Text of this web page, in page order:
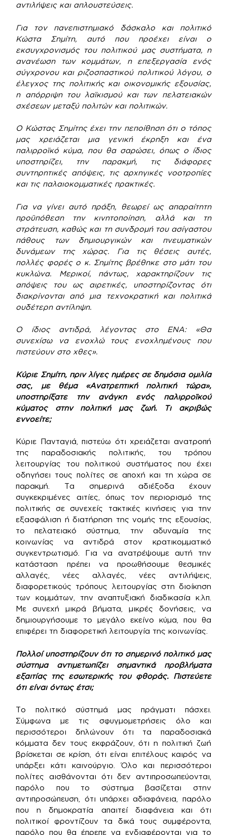
αντιλήψεις και απλουστεύσεις.
Για τον πανεπιστημιακό δάσκαλο και πολιτικό
Κώστα Σημίτη, αυτό που προέχει είναι ο
εκσυγχρονισμός του πολιτικού μας συστήματα, η
ανανέωση των κομμάτων, η επεξεργασία ενός
σύγχρονου και ριζοσπαστικού πολιτικού λόγου, ο
έλεγχος της πολιτικής και οικονομικής εξουσίας,
η απόρριψη του λαϊκισμού και των πελατειακών
σχέσεων μεταξύ πολιτών και πολιτικών.
Ο Κώστας Σημίτης έχει την πεποίθηση ότι ο τόπος
μας χρειάζεται μια γενική έκρηξη και ένα
παλιρροϊκό κύμα, που θα σαρώσει, όπως ο ίδιος
υποστηρίζει, την παρακμή, τις διάφορες
συντηρητικές απόψεις, τις αρχηγικές νοοτροπίες
και τις παλαιοκομματικές πρακτικές.
Για να γίνει αυτό πράξη, θεωρεί ως απαραίτητη
προϋπόθεση την κινητοποίηση, αλλά και τη
στράτευση, καθώς και τη συνδρομή του ασίγαστου
πάθους των δημιουργικών και πνευματικών
δυνάμεων της χώρας. Για τις θέσεις αυτές,
πολλές φορές ο κ. Σημίτης βρέθηκε στο μάτι του
κυκλώνα. Μερικοί, πάντως, χαρακτηρίζουν τις
απόψεις του ως αιρετικές, υποστηρίζοντας ότι
διακρίνονται από μια τεχνοκρατική και πολιτικά
ουδέτερη αντίληψη.
Ο ίδιος αντιδρά, λέγοντας στο ΕΝΑ: «Θα
συνεχίσω να ενοχλώ τους ενοχλημένους που
πιστεύουν στο χθες».
Κύριε Σημίτη, πριν λίγες ημέρες σε δημόσια ομιλία
σας, με θέμα «Ανατρεπτική πολιτική τώρα»,
υποστηρίξατε την ανάγκη ενός παλιρροϊκού
κύματος στην πολιτική μας ζωή. Τι ακριβώς
εννοείτε;
Κύριε Πανταγιά, πιστεύω ότι χρειάζεται ανατροπή
της παραδοσιακής πολιτικής, του τρόπου
λειτουργίας του πολιτικού συστήματος που έχει
οδηγήσει τους πολίτες σε αποχή και τη χώρα σε
παρακμή. Τα σημερινά αδιέξοδα έχουν
συγκεκριμένες αιτίες, όπως τον περιορισμό της
πολιτικής σε συνεχείς τακτικές κινήσεις για την
εξασφάλιση ή διατήρηση της νομής της εξουσίας,
το πελατειακό σύστημα, την αδυναμία της
κοινωνίας να αντιδρά στον κρατικομματικό
συγκεντρωτισμό. Για να ανατρέψουμε αυτή την
κατάσταση πρέπει να προωθήσουμε θεσμικές
αλλαγές, νέες αλλαγές, νέες αντιλήψεις,
διαφορετικούς τρόπους λειτουργίας στη διοίκηση
των κομμάτων, την αναπτυξιακή διαδικασία κ.λπ.
Με συνεχή μικρά βήματα, μικρές δονήσεις, να
δημιουργήσουμε το μεγάλο εκείνο κύμα, που θα
επιφέρει τη διαφορετική λειτουργία της κοινωνίας.
Πολλοί υποστηρίζουν ότι το σημερινό πολιτικό μας
σύστημα αντιμετωπίζει σημαντικά προβλήματα
εξαιτίας της εσωτερικής του φθοράς. Πιστεύετε
ότι είναι όντως έτσι;
Το πολιτικό σύστημά μας πράγματι πάσχει.
Σύμφωνα με τις σφυγμομετρήσεις όλο και
περισσότεροι δηλώνουν ότι τα παραδοσιακά
κόμματα δεν τους εκφράζουν, ότι η πολιτική ζωή
βρίσκεται σε κρίση, ότι είναι επιτέλους καιρός να
υπάρξει κάτι καινούργιο. Όλο και περισσότεροι
πολίτες αισθάνονται ότι δεν αντιπροσωπεύονται,
παρόλο που το σύστημα βασίζεται στην
αντιπροσώπευση, ότι υπάρχει αδιαφάνεια, παρόλο
που η δημοκρατία απαιτεί διαφάνεια και ότι
πολιτικοί φροντίζουν τα δικά τους συμφέροντα,
παρόλο που θα έπρεπε να ενδιαφέρονται για το